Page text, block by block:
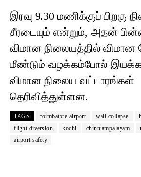
இரவு 9.30 மணிக்குப் பிறகு
சீரடையும் என்றும், அதன்
விமான நிலையத்தில்
மீண்டும் வழக்கம்போல்
விமான நிலைய வட்டாரங்கள்
தெரிவித்துள்ளன.
TAGS coimbatore airport wall collapse
flight diversion
kochi chinniampalayam
airport safety